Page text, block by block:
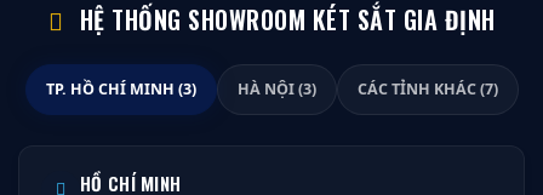
HỆ THỐNG SHOWROOM KÉT SẮT GIA ĐỊNH
TP. HỒ CHÍ MINH (3) HÀ NỘI (3) CÁC TỈNH KHÁC (7)
HỒ CHÍ MINH